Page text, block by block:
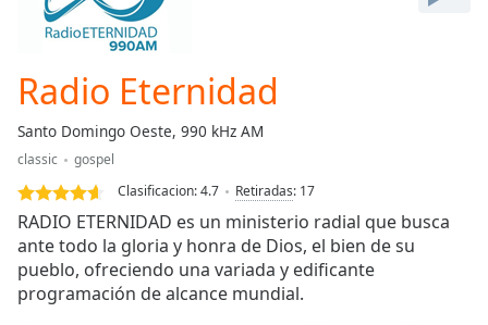
Skip
Forward
Current
Time0:00
Loaded :
0.00%
Stream
TypeLIVE
Seek to
currently
Radio Eternidad
Santo Domingo Oeste, 990 kHz AM
classic
gospel
Clasificacion:4.7 Retiradas: 17
RADIO ETERNIDAD es un ministerio radial que busca
ante todo la gloria y honra de Dios, el bien de su
pueblo, ofreciendo una variada y edificante
programación de alcance mundial.